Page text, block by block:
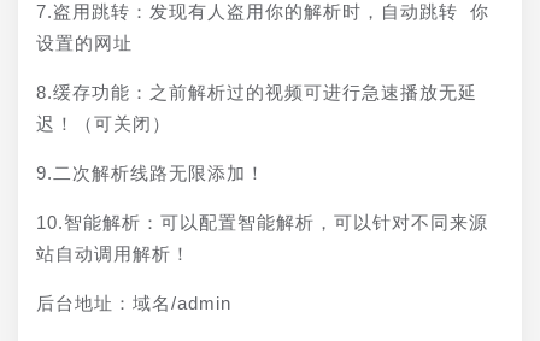
7.盗用跳转：发现有人盗用你的解析时，自动跳转 你
设置的网址
8.缓存功能：之前解析过的视频可进行急速播放无延
迟！（可关闭）
9.二次解析线路无限添加！
10.智能解析：可以配置智能解析，可以针对不同来源
站自动调用解析！
后台地址：域名/admin